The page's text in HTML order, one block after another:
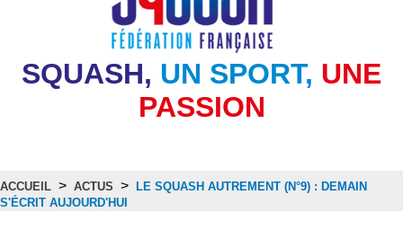
SQUASH, UN SPORT, UNE
PASSION
ACCUEIL > ACTUS > LE SQUASH AUTREMENT (N°9) : DEMAIN
S'ÉCRIT AUJOURD'HUI